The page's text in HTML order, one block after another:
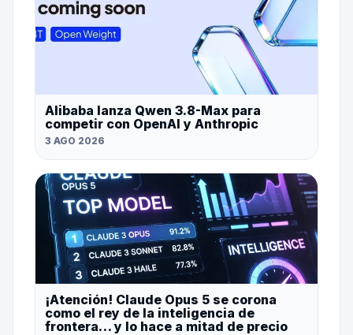
Alibaba lanza Qwen 3.8-Max para
competir con OpenAI y Anthropic
3 AGO 2026
¡Atención! Claude Opus 5 se corona
como el rey de la inteligencia de
frontera… y lo hace a mitad de precio